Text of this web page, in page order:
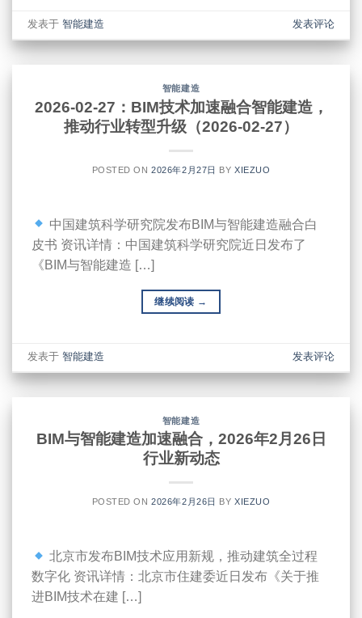
发表于智能建造 发表评论
智能建造
2026-02-27：BIM技术加速融合智能建造，
推动行业转型升级（2026-02-27）
POSTED ON2026年2月27日 BYXIEZUO
中国建筑科学研究院发布BIM与智能建造融合白
皮书 资讯详情：中国建筑科学研究院近日发布了
《BIM与智能建造 […]
继续阅读 →
发表于智能建造 发表评论
智能建造
BIM与智能建造加速融合，2026年2月26日
行业新动态
POSTED ON2026年2月26日 BYXIEZUO
北京市发布BIM技术应用新规，推动建筑全过程
数字化 资讯详情：北京市住建委近日发布《关于推
进BIM技术在建 […]